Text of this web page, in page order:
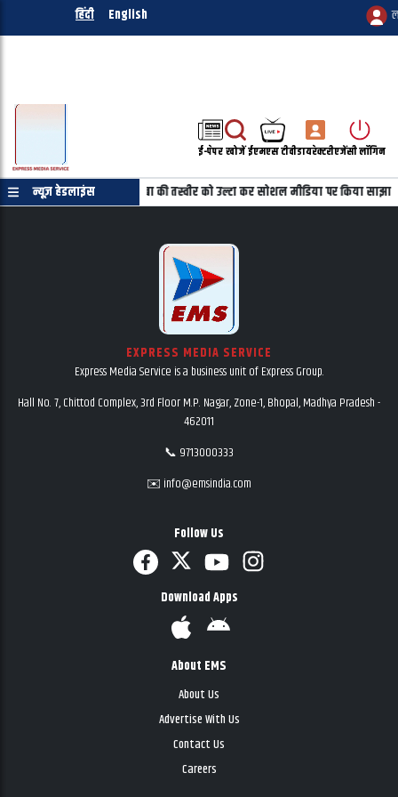
हिंदी English
ई-पेपरखोजेंईएमएस टीवीडायरेक्टरीएजेंसी लॉगिन
न्यूज़ हेडलाइंस
की जरुरत नहीं महबूबा की तस्वीर को उल्टा कर सोशल मीडिया पर किया साझा
EXPRESS MEDIA SERVICE
Express Media Service is a business unit of Express Group.
Hall No. 7, Chittod Complex, 3rd Floor M.P. Nagar, Zone-1, Bhopal, Madhya Pradesh -
462011
📞 9713000333
✉️ info@emsindia.com
Follow Us
Download Apps
About EMS
About Us
Advertise With Us
Contact Us
Careers